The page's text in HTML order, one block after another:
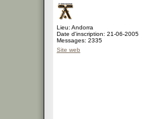
Lieu: Andorra
Date d'inscription: 21-06-2005
Messages: 2335
Site web